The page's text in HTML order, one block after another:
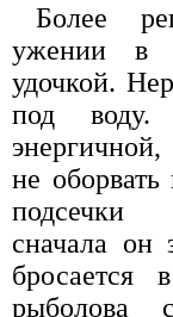
Более
ужении в
удочкой.
под воду.
не
подсечки
сначала он
бросается
рыболова